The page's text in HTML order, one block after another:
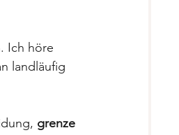
Ich höre
landläufig
grenze